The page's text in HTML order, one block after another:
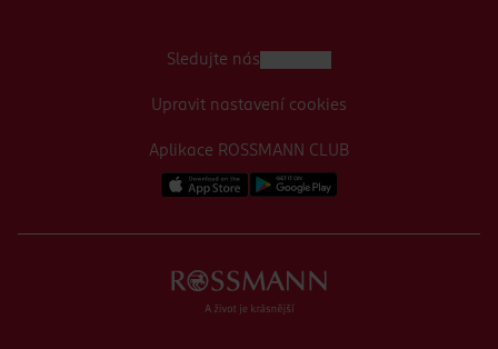
Aplikace ROSSMANN CLUB
Sledujte nás
Upravit nastavení cookies